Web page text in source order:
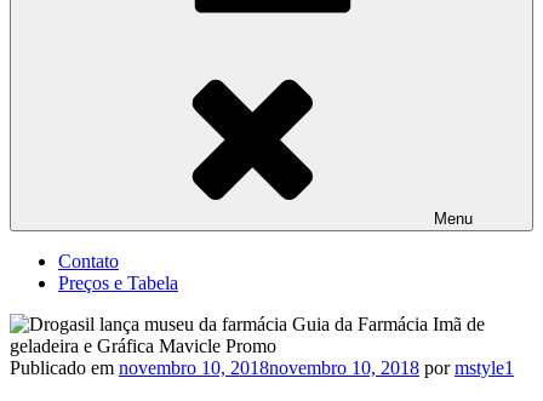
Menu
Contato
Preços e Tabela
Publicado em novembro 10, 2018novembro 10, 2018 pormstyle1